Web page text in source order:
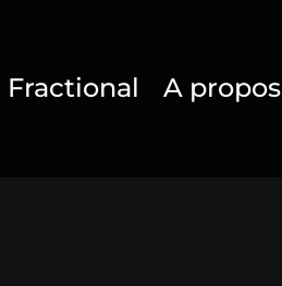
Fractional A propos